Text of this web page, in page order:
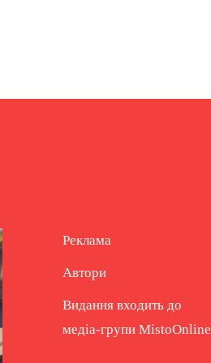
Реклама
Автори
Видання входить до
медіа-групи MistoOnline